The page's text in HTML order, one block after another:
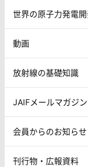
世界の原子力発電
動画
放射線の基礎知識
JAIFメールマガジン
会員からのお知ら
刊行物・広報資料